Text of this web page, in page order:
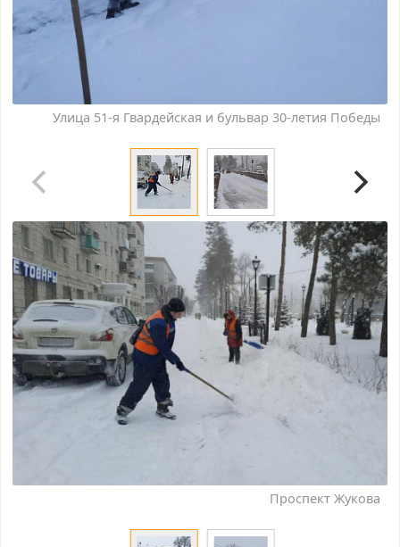
Улица 51-я Гвардейская и бульвар 30-летия Победы
Проспект Жукова